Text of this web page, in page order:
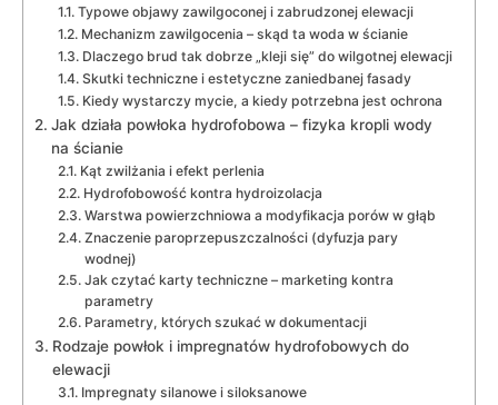
Typowe objawy zawilgoconej i zabrudzonej elewacji
Mechanizm zawilgocenia – skąd ta woda w ścianie
Dlaczego brud tak dobrze „kleji się” do wilgotnej elewacji
Skutki techniczne i estetyczne zaniedbanej fasady
Kiedy wystarczy mycie, a kiedy potrzebna jest ochrona
Jak działa powłoka hydrofobowa – fizyka kropli wody
na ścianie
Kąt zwilżania i efekt perlenia
Hydrofobowość kontra hydroizolacja
Warstwa powierzchniowa a modyfikacja porów w głąb
Znaczenie paroprzepuszczalności (dyfuzja pary
wodnej)
Jak czytać karty techniczne – marketing kontra
parametry
Parametry, których szukać w dokumentacji
Rodzaje powłok i impregnatów hydrofobowych do
elewacji
Impregnaty silanowe i siloksanowe